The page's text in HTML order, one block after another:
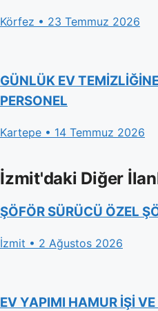
Körfez • 23 Temmuz 2026
GÜNLÜK EV
PERSONEL
Kartepe • 14 Temmuz 2026
İzmit'daki Diğer
ŞÖFÖR SÜRÜCÜ ÖZEL
İzmit • 2 Ağustos 2026
EV YAPIMI HAMUR İŞİ VE